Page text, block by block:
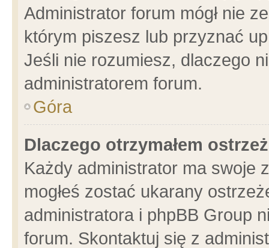
Administrator forum mógł nie
którym piszesz lub przyznać
Jeśli nie rozumiesz, dlaczego
administratorem forum.
Góra
Dlaczego otrzymałem
Każdy administrator ma swoje
mogłeś zostać ukarany
administratora i phpBB Group
forum. Skontaktuj się z